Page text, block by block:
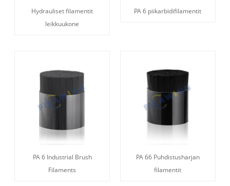
Hydrauliset filamentit
leikkuukone
PA 6 piikarbidifilamentit
PA 6 Industrial Brush
Filaments
PA 66 Puhdistusharjan
filamentit